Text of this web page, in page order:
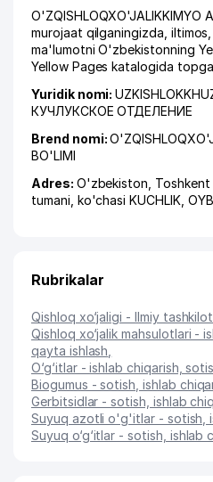
O'ZQISHLOQXO'JALIKKIMYO
murojaat qilganingizda,
ma'lumotni O'zbekistonning
Yellow Pages katalogida
Yuridik nomi:
КУЧЛУКСКОЕ ОТДЕЛЕНИЕ
Brend nomi:
BO'LIMI
Adres: O'zbekiston,
tumani ko'chasi KUCHLIK,
Rubrikalar
Qishloq xo‘jaligi - Ilmiy
Qishloq xo‘jalik mahsulotlari -
qayta ishlash
O‘g‘itlar - ishlab chiqarish,
Biogumus - sotish, ishlab
Gerbitsidlar - sotish, ishlab
Suyuq azotli o'g'itlar - sotish,
Suyuq o‘g‘itlar - sotish, ishlab